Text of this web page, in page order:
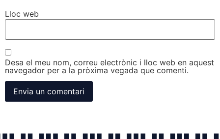
Lloc web
Desa el meu nom, correu electrònic i lloc web en aquest
navegador per a la pròxima vegada que comenti.